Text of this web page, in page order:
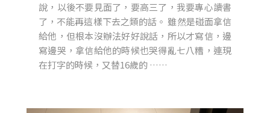
說，以後不要見面了，要高三了，我要專心讀書
了，不能再這樣下去之類的話。 雖然是碰面拿信
給他，但根本沒辦法好好說話，所以才寫信，邊
寫邊哭，拿信給他的時候也哭得亂七八糟，連現
在打字的時候，又替16歲的 ……